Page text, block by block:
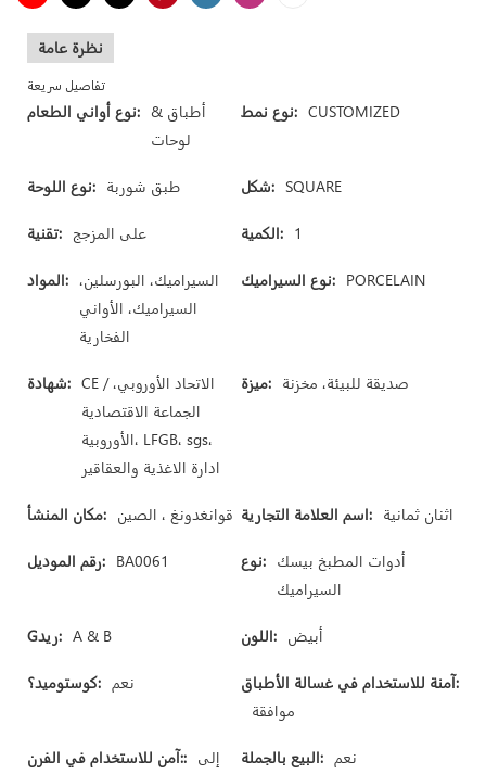
نظرة عامة
تفاصيل سريعة
نوع أواني الطعام: أطباق &
لوحات
نوع نمط: CUSTOMIZED
نوع اللوحة: طبق شوربة شكل: SQUARE
تقنية: على المزجج الكمية: 1
المواد: السيراميك، البورسلين،
السيراميك، الأواني
الفخارية
نوع السيراميك: PORCELAIN
شهادة: CE / الاتحاد الأوروبي،
الجماعة الاقتصادية
الأوروبية، LFGB، sgs،
ادارة الاغذية والعقاقير
ميزة: صديقة للبيئة، مخزنة
مكان المنشأ: قوانغدونغ ، الصين اسم العلامة التجارية: اثنان ثمانية
رقم الموديل: BA0061 نوع: أدوات المطبخ بيسك
السيراميك
Gريد: A & B اللون: أبيض
كوستوميد؟: نعم
آمنة للاستخدام في غسالة الأطباق:
موافقة
آمن للاستخدام في الفرن:: إلى
البيع بالجملة: نعم